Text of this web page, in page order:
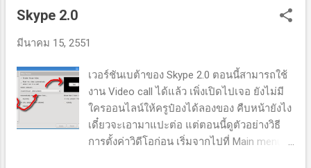
ตามหน้าที่ของเราดีกว่า เริ่มจาก เข้าโปรแกรม
รหัสผ่านให้เรียบร้อย ๒. คลิ๊กที่ "การนำเข้า/ส่ง
ออกข้อมูล" -> การส่งข้อมูลให้เขตพื้นที่ ๓.
หน้าต่างด้านล่างคลิกเลือก โฟลเดอร์ที่ต้องการ
ส่งข้อมูลออก ในที่นี้เลือกโฟลเดอร์ export ๔.
เรียบร้อยกดปุ่มตกลง หากไม่มีอะไรผิดพลาด
จะบอกเราว่าถ่ายโอนข้อมูลเรียบร้อย พร้อม
Skype 2.0
มีนาคม 15, 2551
เวอร์ชันเบต้าของ Skype 2.0 ตอนนี้สามารถใช้
งาน Video call ได้แล้ว เพิ่งเปิดไปเจอ ยังไม่มี
ใครออนไลน์ให้ครูป๋องได้ลองของ คืบหน้ายังไง
เดี๋ยวจะเอามาแปะต่อ แต่ตอนนี้ดูตัวอย่างวิธี
การตั้งค่าวิดีโอก่อน เริ่มจากไปที่ Main menu